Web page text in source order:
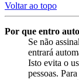
Voltar ao topo
Por que entro
Se não
entrará
Isto evita o
pessoas.